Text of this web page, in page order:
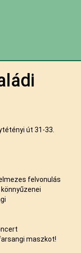
út 31-33.
felvonulás
maszkot!